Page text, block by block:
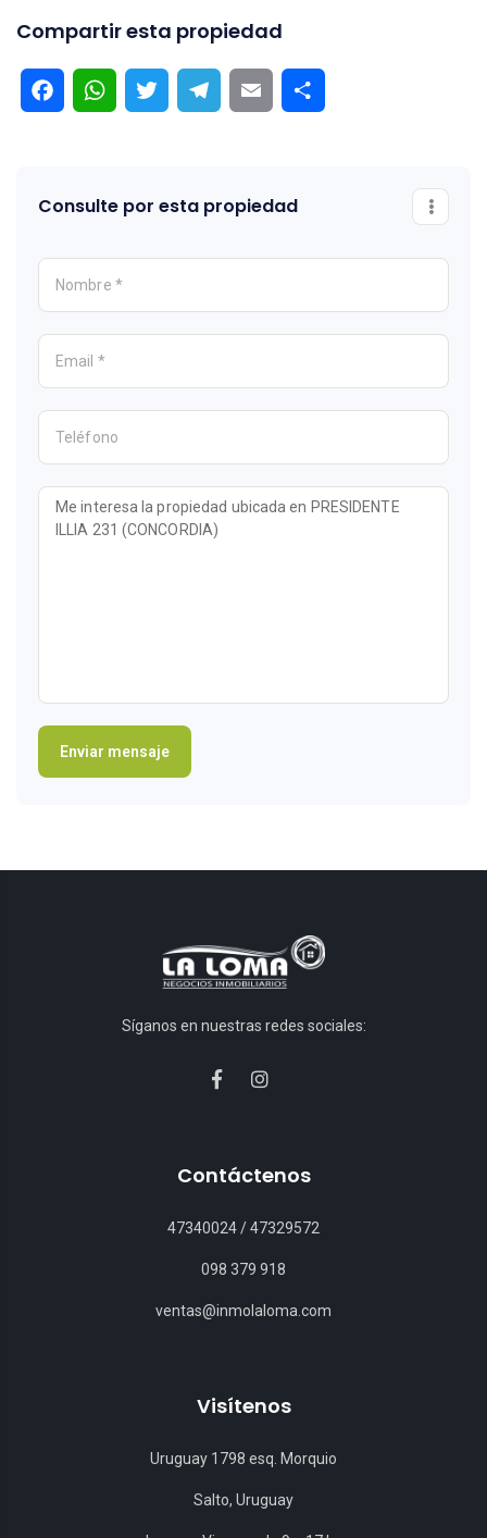
Compartir esta propiedad
FacebookWhatsAppTwitter TelegramEmail
Consulte por esta propiedad
Síganos en nuestras redes sociales:
Contáctenos
47340024/47329572
098 379 918
ventas@inmolaloma.com
Visítenos
Uruguay 1798 esq. Morquio
Salto, Uruguay